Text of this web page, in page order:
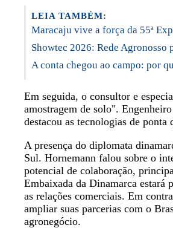
LEIA TAMBÉM:
Maracaju vive a força da 55ª
Showtec 2026: Rede Agronosso
A conta chegou ao campo: por
Em seguida, o consultor e
amostragem de solo".
destacou as tecnologias de
A presença do diplomata
Sul. Hornemann falou sobre o
potencial de colaboração,
Embaixada da Dinamarca estará
as relações comerciais. Em
ampliar suas parcerias com o
agronegócio.